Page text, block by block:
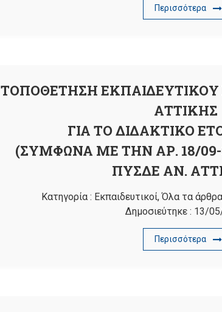
Περισσότερα
ΤΟΠΟΘΕΤΗΣΗ ΕΚΠΑΙΔΕΥΤΙΚΟΥ
ΑΤΤΙΚΗΣ
ΓΙΑ ΤΟ ΔΙΔΑΚΤΙΚΟ
(ΣΥΜΦΩΝΑ ΜΕ ΤΗΝ ΑΡ. 18/09-
ΠΥΣΔΕ ΑΝ.
Κατηγορία : Εκπαιδευτικοί,Όλα τα άρθρα
Δημοσιεύτηκε : 13/
Περισσότερα